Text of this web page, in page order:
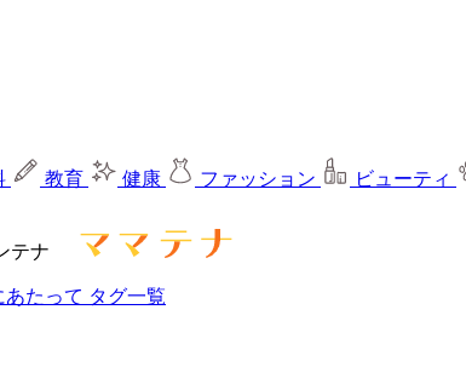
教育 健康 ファッション ビューティ
テナ
あたって タグ一覧